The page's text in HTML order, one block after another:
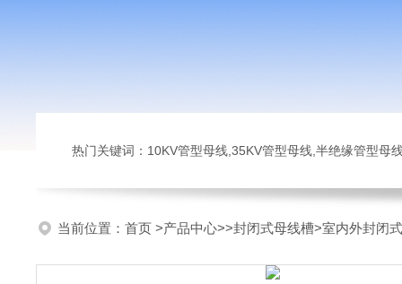
热门关键词：10KV管型母线,35KV管型母线,半绝缘管型母
当前位置： 首页 >产品中心>>封闭式母线槽>室内外封闭